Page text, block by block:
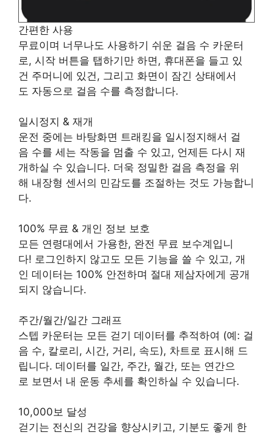
간편한 사용
무료이며 너무나도 사용하기 쉬운 걸음 수 카운터
로, 시작 버튼을 탭하기만 하면, 휴대폰을 들고 있
건 주머니에 있건, 그리고 화면이 잠긴 상태에서
도 자동으로 걸음 수를 측정합니다.
일시정지 & 재개
운전 중에는 바탕화면 트래킹을 일시정지해서 걸
음 수를 세는 작동을 멈출 수 있고, 언제든 다시 재
개하실 수 있습니다. 더욱 정밀한 걸음 측정을 위
해 내장형 센서의 민감도를 조절하는 것도 가능합니
다.
100% 무료 & 개인 정보 보호
모든 연령대에서 가용한, 완전 무료 보수계입니
다! 로그인하지 않고도 모든 기능을 쓸 수 있고, 개
인 데이터는 100% 안전하며 절대 제삼자에게 공개
되지 않습니다.
주간/월간/일간 그래프
스텝 카운터는 모든 걷기 데이터를 추적하여 (예: 걸
음 수, 칼로리, 시간, 거리, 속도), 차트로 표시해 드
립니다. 데이터를 일간, 주간, 월간, 또는 연간으
로 보면서 내 운동 추세를 확인하실 수 있습니다.
10,000보 달성
걷기는 전신의 건강을 향상시키고, 기분도 좋게 한